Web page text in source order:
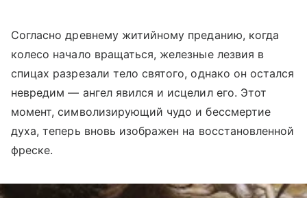
Согласно древнему житийному преданию, когда
колесо начало вращаться, железные лезвия в
спицах разрезали тело святого, однако он остался
невредим — ангел явился и исцелил его. Этот
момент, символизирующий чудо и бессмертие
духа, теперь вновь изображен на восстановленной
фреске.